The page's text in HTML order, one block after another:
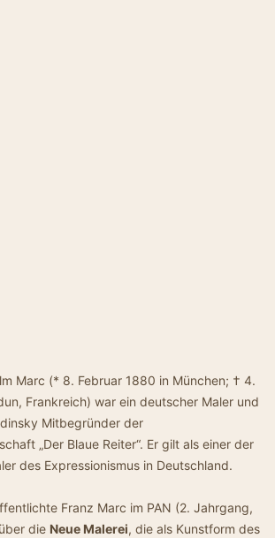
Marc (* 8. Februar 1880 in München; † 4.
Frankreich) war ein deutscher Maler und
Mitbegründer der
„Der Blaue Reiter“. Er gilt als einer der
des Expressionismus in Deutschland.
Franz Marc im PAN (2. Jahrgang,
die Neue Malerei, die als Kunstform des